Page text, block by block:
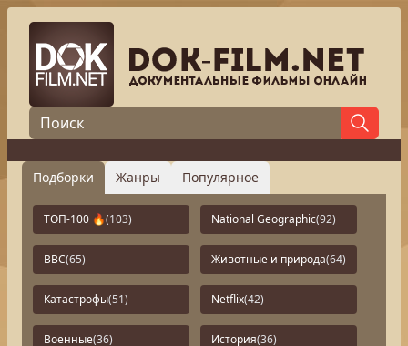
Подборки Жанры Популярное
ТОП-100 🔥(103) National Geographic(92)
BBC(65) Животные и природа(64)
Катастрофы(51) Netflix(42)
Военные(36) История(36)